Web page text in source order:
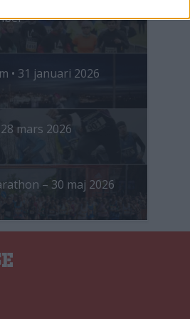
• 31 januari 2026
mars 2026
– 30 maj 2026